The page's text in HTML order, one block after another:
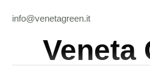
info@venetagreen.it
Veneta